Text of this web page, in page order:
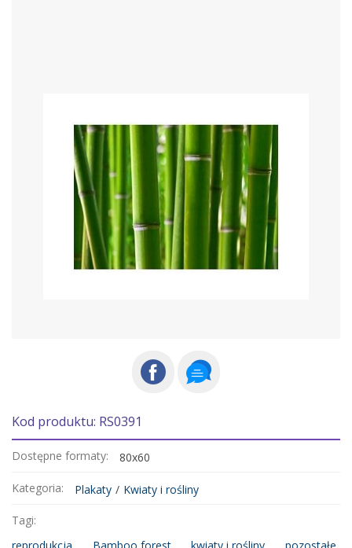
Kod produktu: RS0391
Dostępne formaty: 80x60
Kategoria: Plakaty / Kwiaty i rośliny
Tagi: